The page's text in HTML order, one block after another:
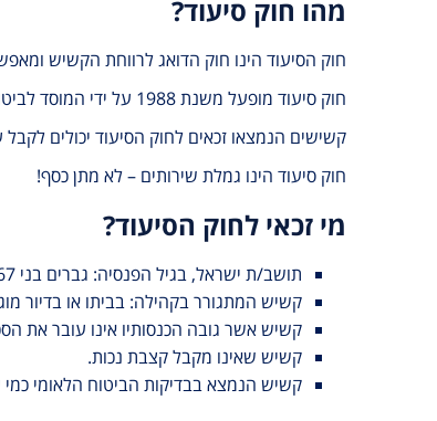
מהו חוק סיעוד?
חוק הסיעוד הינו חוק הדואג לרווחת הקשיש
חוק סיעוד מופעל משנת 1988 על ידי המוסד לביטוח לאומי, קופות החולים ושירותי הרווחה העירוניים.
קשישים הנמצאו זכאים לחוק הסיעוד יכולים לקבל
חוק סיעוד הינו גמלת שירותים – לא מתן כסף!
מי זכאי לחוק הסיעוד?
תושב/ת ישראל, בגיל הפנסיה: גברים בני 67 ומעלה ונשים בנות 62 ומעלה.
קשיש המתגורר בקהילה: בביתו או בדיור
קשיש אשר גובה הכנסותיו אינו עובר את
קשיש שאינו מקבל קצבת נכות.
קשיש הנמצא בבדיקות הביטוח הלאומי כמי